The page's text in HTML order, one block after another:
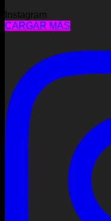
Instagram
CARGAR MÁS